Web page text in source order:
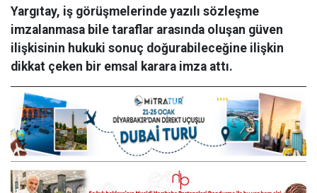
Yargıtay, iş görüşmelerinde yazılı sözleşme
imzalanmasa bile taraflar arasında oluşan güven
ilişkisinin hukuki sonuç doğurabileceğine ilişkin
dikkat çeken bir emsal karara imza attı.